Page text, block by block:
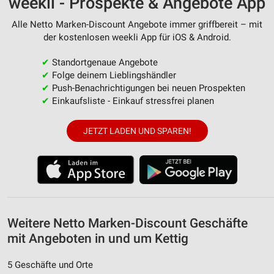
Alle Netto Marken-Discount Angebote immer griffbereit – mit
der kostenlosen weekli App für iOS & Android.
✔ Standortgenaue Angebote
✔ Folge deinem Lieblingshändler
✔ Push-Benachrichtigungen bei neuen Prospekten
✔ Einkaufsliste - Einkauf stressfrei planen
JETZT LADEN UND SPAREN!
Weitere Netto Marken-Discount Geschäfte
mit Angeboten in und um Kettig
5 Geschäfte und Orte
Messung der Werbeleistung
Analyse von Zielgruppen durch Statistiken oder
Kombinationen von Daten aus verschiedenen
Quellen
Verwendung reduzierter Daten zur Auswahl von
IAB-Besonderheiten:
Geräte anhand von aktiv angeforderten
Informationen identifizieren
Nicht-IAB-Verarbeitungszwecke:
Notwendig